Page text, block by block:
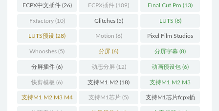
FCPX中文插件(26) FCPX插件 (109) Final Cut Pro (13)
Fxfactory(10) Glitches(5) LUTS (8)
LUTS预设 (28) Motion (6) Pixel Film Studios
(11)
Whooshes (5) 分屏 (6) 分屏字幕 (8)
分屏插件 (6) 动态分屏(12) 动画预设包 (6)
快剪模板 (6) 支持M1 M2 (18) 支持M1 M2 M3
(25)
支持M1 M2 M3 M4 支持M1芯片 (5) 支持M1芯片fcpx插